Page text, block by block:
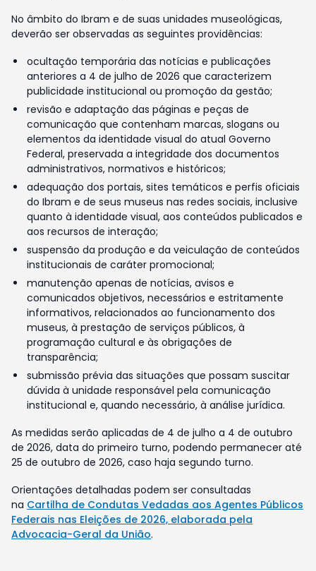
No âmbito do Ibram e de suas unidades museológicas,
deverão ser observadas as seguintes providências:
ocultação temporária das notícias e publicações
anteriores a 4 de julho de 2026 que caracterizem
publicidade institucional ou promoção da gestão;
revisão e adaptação das páginas e peças de
comunicação que contenham marcas, slogans ou
elementos da identidade visual do atual Governo
Federal, preservada a integridade dos documentos
administrativos, normativos e históricos;
adequação dos portais, sites temáticos e perfis oficiais
do Ibram e de seus museus nas redes sociais, inclusive
quanto à identidade visual, aos conteúdos publicados e
aos recursos de interação;
suspensão da produção e da veiculação de conteúdos
institucionais de caráter promocional;
manutenção apenas de notícias, avisos e
comunicados objetivos, necessários e estritamente
informativos, relacionados ao funcionamento dos
museus, à prestação de serviços públicos, à
programação cultural e às obrigações de
transparência;
submissão prévia das situações que possam suscitar
dúvida à unidade responsável pela comunicação
institucional e, quando necessário, à análise jurídica.
As medidas serão aplicadas de 4 de julho a 4 de outubro
de 2026, data do primeiro turno, podendo permanecer até
25 de outubro de 2026, caso haja segundo turno.
Orientações detalhadas podem ser consultadas
na Cartilha de Condutas Vedadas aos Agentes Públicos
Federais nas Eleições de 2026, elaborada pela
Advocacia-Geral da União.